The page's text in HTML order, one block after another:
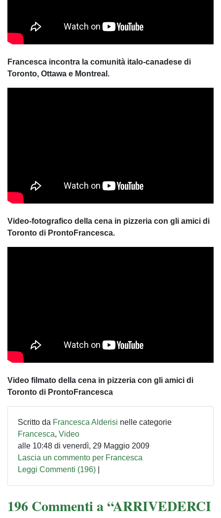
Francesca incontra la comunità italo-canadese di
Toronto, Ottawa e Montreal.
Video-fotografico della cena in pizzeria con gli amici di
Toronto di ProntoFrancesca.
Video filmato della cena in pizzeria con gli amici di
Toronto di ProntoFrancesca
Scritto da Francesca Alderisi nelle categorie
Francesca, Video
alle 10:48 di venerdì, 29 Maggio 2009
Lascia un commento per Francesca
Leggi Commenti (196)
196 Commenti a “ARRIVEDERCI